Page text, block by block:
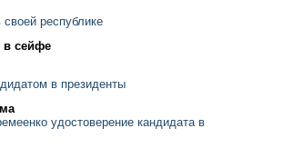
республике
в сейфе
в президенты
удостоверение кандидата в